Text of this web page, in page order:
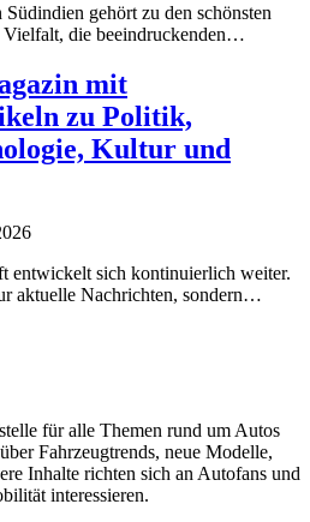
gehört zu den schönsten
die beeindruckenden…
mit
zu Politik,
Kultur und
entwickelt sich kontinuierlich weiter.
aktuelle Nachrichten, sondern…
für alle Themen rund um Autos
Fahrzeugtrends, neue Modelle,
Inhalte richten sich an Autofans und
interessieren.